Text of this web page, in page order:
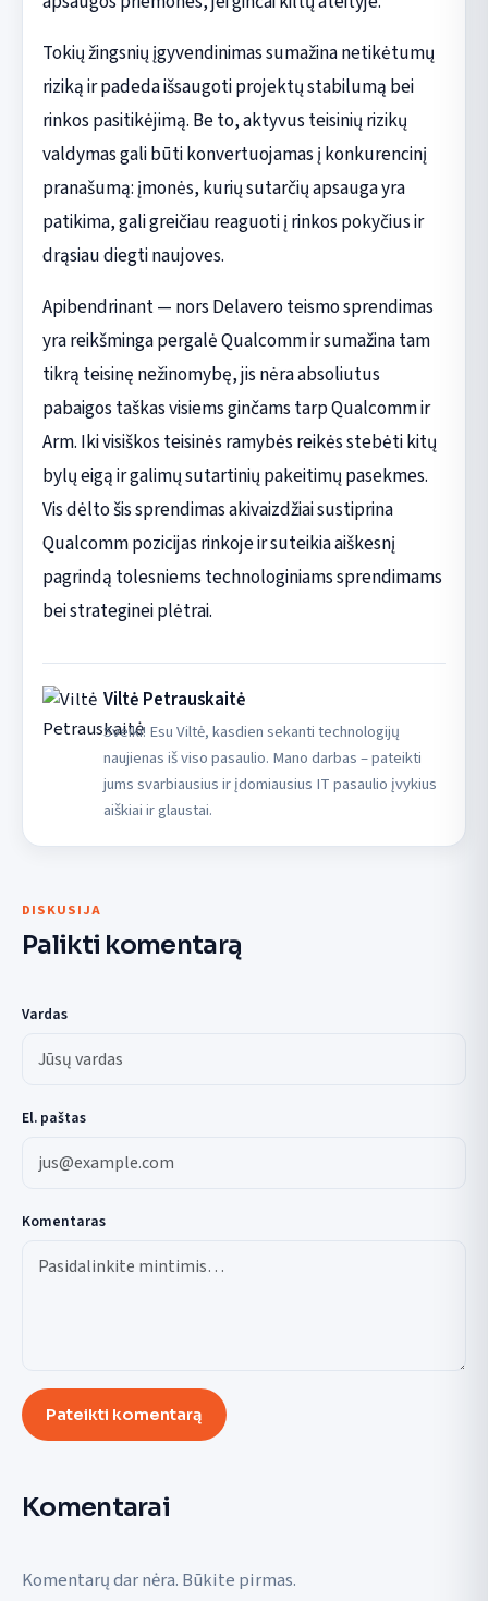
Tokių žingsnių įgyvendinimas sumažina netikėtumų
riziką ir padeda išsaugoti projektų stabilumą bei
rinkos pasitikėjimą. Be to, aktyvus teisinių rizikų
valdymas gali būti konvertuojamas į konkurencinį
pranašumą: įmonės, kurių sutarčių apsauga yra
patikima, gali greičiau reaguoti į rinkos pokyčius ir
drąsiau diegti naujoves.
Apibendrinant — nors Delavero teismo sprendimas
yra reikšminga pergalė Qualcomm ir sumažina tam
tikrą teisinę nežinomybę, jis nėra absoliutus
pabaigos taškas visiems ginčams tarp Qualcomm ir
Arm. Iki visiškos teisinės ramybės reikės stebėti kitų
bylų eigą ir galimų sutartinių pakeitimų pasekmes.
Vis dėlto šis sprendimas akivaizdžiai sustiprina
Qualcomm pozicijas rinkoje ir suteikia aiškesnį
pagrindą tolesniems technologiniams sprendimams
bei strateginei plėtrai.
Viltė Petrauskaitė
Sveiki! Esu Viltė, kasdien sekanti technologijų
naujienas iš viso pasaulio. Mano darbas – pateikti
jums svarbiausius ir įdomiausius IT pasaulio įvykius
aiškiai ir glaustai.
DISKUSIJA
Palikti komentarą
Vardas
El. paštas
Komentaras
Pateikti komentarą
Komentarai
Komentarų dar nėra. Būkite pirmas.